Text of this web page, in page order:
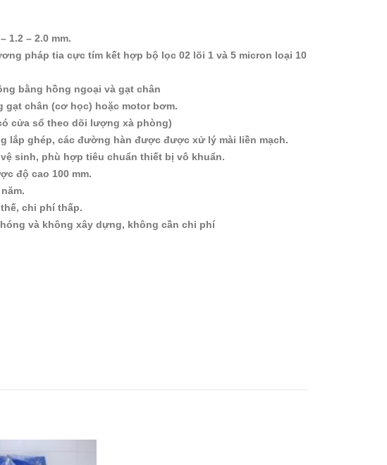
1.2 – 2.0 mm.
pháp tia cực tím kết hợp bộ lọc 02 lõi 1 và 5 micron loại 10
bằng hồng ngoại và gạt chân
gạt chân (cơ học) hoặc motor bơm.
cửa sổ theo dõi lượng xà phòng)
lắp ghép, các đường hàn được được xử lý mài liền mạch.
sinh, phù hợp tiêu chuẩn thiết bị vô khuẩn.
độ cao 100 mm.
chi phí thấp.
và không xây dựng, không cần chi phí